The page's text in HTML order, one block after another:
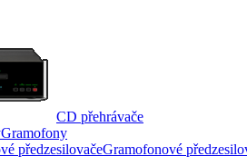
CD přehrávače
Gramofony
Gramofonové